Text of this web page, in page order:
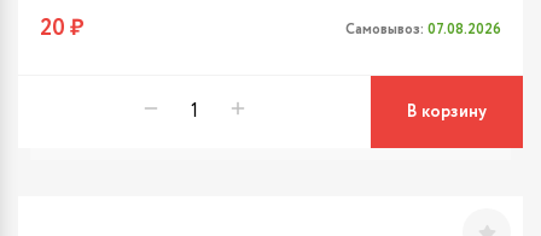
20 ₽ Самовывоз: 07.08.2026
В корзину